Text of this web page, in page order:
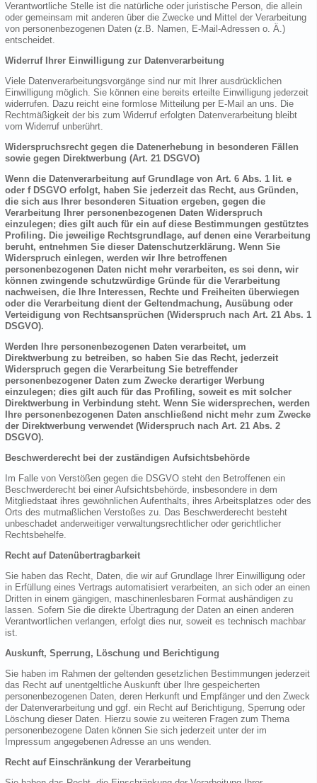
Verantwortliche Stelle ist die natürliche oder juristische Person, die allein
oder gemeinsam mit anderen über die Zwecke und Mittel der Verarbeitung
von personenbezogenen Daten (z.B. Namen, E-Mail-Adressen o. Ä.)
entscheidet.
Widerruf Ihrer Einwilligung zur Datenverarbeitung
Viele Datenverarbeitungsvorgänge sind nur mit Ihrer ausdrücklichen
Einwilligung möglich. Sie können eine bereits erteilte Einwilligung jederzeit
widerrufen. Dazu reicht eine formlose Mitteilung per E-Mail an uns. Die
Rechtmäßigkeit der bis zum Widerruf erfolgten Datenverarbeitung bleibt
vom Widerruf unberührt.
Widerspruchsrecht gegen die Datenerhebung in besonderen Fällen
sowie gegen Direktwerbung (Art. 21 DSGVO)
Wenn die Datenverarbeitung auf Grundlage von Art. 6 Abs. 1 lit. e
oder f DSGVO erfolgt, haben Sie jederzeit das Recht, aus Gründen,
die sich aus Ihrer besonderen Situation ergeben, gegen die
Verarbeitung Ihrer personenbezogenen Daten Widerspruch
einzulegen; dies gilt auch für ein auf diese Bestimmungen gestütztes
Profiling. Die jeweilige Rechtsgrundlage, auf denen eine Verarbeitung
beruht, entnehmen Sie dieser Datenschutzerklärung. Wenn Sie
Widerspruch einlegen, werden wir Ihre betroffenen
personenbezogenen Daten nicht mehr verarbeiten, es sei denn, wir
können zwingende schutzwürdige Gründe für die Verarbeitung
nachweisen, die Ihre Interessen, Rechte und Freiheiten überwiegen
oder die Verarbeitung dient der Geltendmachung, Ausübung oder
Verteidigung von Rechtsansprüchen (Widerspruch nach Art. 21 Abs. 1
DSGVO).
Werden Ihre personenbezogenen Daten verarbeitet, um
Direktwerbung zu betreiben, so haben Sie das Recht, jederzeit
Widerspruch gegen die Verarbeitung Sie betreffender
personenbezogener Daten zum Zwecke derartiger Werbung
einzulegen; dies gilt auch für das Profiling, soweit es mit solcher
Direktwerbung in Verbindung steht. Wenn Sie widersprechen, werden
Ihre personenbezogenen Daten anschließend nicht mehr zum Zwecke
der Direktwerbung verwendet (Widerspruch nach Art. 21 Abs. 2
DSGVO).
Beschwerderecht bei der zuständigen Aufsichtsbehörde
Im Falle von Verstößen gegen die DSGVO steht den Betroffenen ein
Beschwerderecht bei einer Aufsichtsbehörde, insbesondere in dem
Mitgliedstaat ihres gewöhnlichen Aufenthalts, ihres Arbeitsplatzes oder des
Orts des mutmaßlichen Verstoßes zu. Das Beschwerderecht besteht
unbeschadet anderweitiger verwaltungsrechtlicher oder gerichtlicher
Rechtsbehelfe.
Recht auf Datenübertragbarkeit
Sie haben das Recht, Daten, die wir auf Grundlage Ihrer Einwilligung oder
in Erfüllung eines Vertrags automatisiert verarbeiten, an sich oder an einen
Dritten in einem gängigen, maschinenlesbaren Format aushändigen zu
lassen. Sofern Sie die direkte Übertragung der Daten an einen anderen
Verantwortlichen verlangen, erfolgt dies nur, soweit es technisch machbar
ist.
Auskunft, Sperrung, Löschung und Berichtigung
Sie haben im Rahmen der geltenden gesetzlichen Bestimmungen jederzeit
das Recht auf unentgeltliche Auskunft über Ihre gespeicherten
personenbezogenen Daten, deren Herkunft und Empfänger und den Zweck
der Datenverarbeitung und ggf. ein Recht auf Berichtigung, Sperrung oder
Löschung dieser Daten. Hierzu sowie zu weiteren Fragen zum Thema
personenbezogene Daten können Sie sich jederzeit unter der im
Impressum angegebenen Adresse an uns wenden.
Recht auf Einschränkung der Verarbeitung